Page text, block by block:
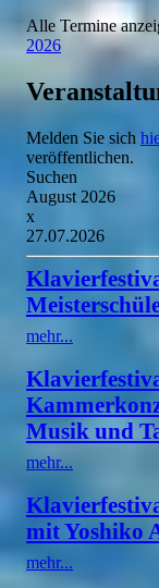
Alle Termine
2026
Melden Sie sich
veröffentlichen.
Suchen
August 2026
x
27.07.2026
mehr...
Musik und
mehr...
mit Yoshiko
mehr...